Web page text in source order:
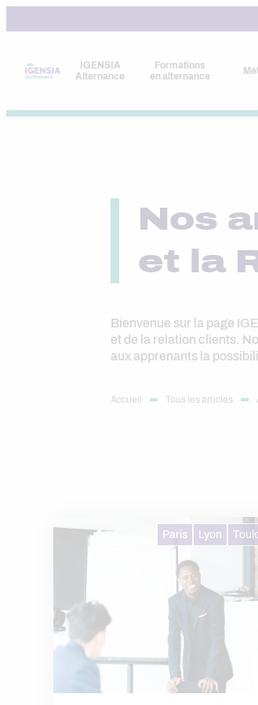
IGENSIA
Alternance
Formations
en alternance
Nos
et la
Bienvenue sur la page
et de la relation clients.
aux apprenants la
Accueil Tous les articles
Paris Lyon